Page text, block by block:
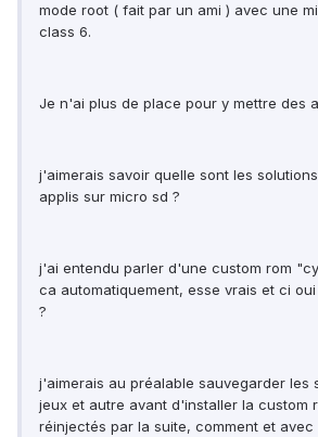
mode root ( fait par un ami ) avec une
class 6.
Je n'ai plus de place pour y mettre des
j'aimerais savoir quelle sont les
applis sur micro sd ?
j'ai entendu parler d'une custom rom
ca automatiquement, esse vrais et ci
?
j'aimerais au préalable sauvegarder les
jeux et autre avant d'installer la custom
réinjectés par la suite, comment et